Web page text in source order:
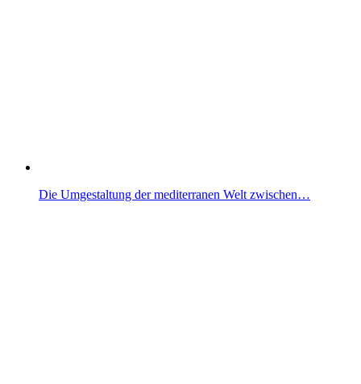
Die Umgestaltung der mediterranen Welt zwischen…